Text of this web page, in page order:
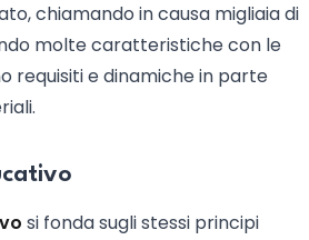
chiamando in causa migliaia di
molte caratteristiche con le
requisiti e dinamiche in parte
si fonda sugli stessi principi